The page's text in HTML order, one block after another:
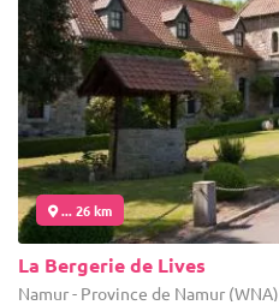
... 26 km
La Bergerie de Lives
Namur - Province de Namur (WNA)